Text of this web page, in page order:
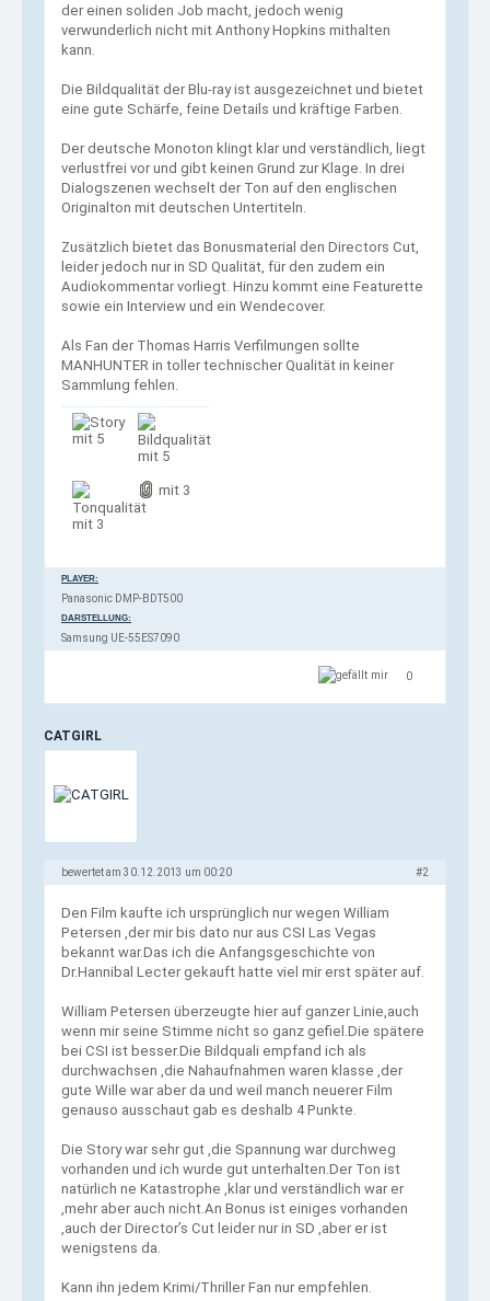
der einen soliden Job macht, jedoch wenig
verwunderlich nicht mit Anthony Hopkins mithalten
kann.
Die Bildqualität der Blu-ray ist ausgezeichnet und bietet
eine gute Schärfe, feine Details und kräftige Farben.
Der deutsche Monoton klingt klar und verständlich, liegt
verlustfrei vor und gibt keinen Grund zur Klage. In drei
Dialogszenen wechselt der Ton auf den englischen
Originalton mit deutschen Untertiteln.
Zusätzlich bietet das Bonusmaterial den Directors Cut,
leider jedoch nur in SD Qualität, für den zudem ein
Audiokommentar vorliegt. Hinzu kommt eine Featurette
sowie ein Interview und ein Wendecover.
Als Fan der Thomas Harris Verfilmungen sollte
MANHUNTER in toller technischer Qualität in keiner
Sammlung fehlen.
mit 5
mit 5
mit 3
mit 3
PLAYER:
Panasonic DMP-BDT500
DARSTELLUNG:
Samsung UE-55ES7090
0
CATGIRL
bewertet am 30.12.2013 um 00:20 #2
Den Film kaufte ich ursprünglich nur wegen William
Petersen ,der mir bis dato nur aus CSI Las Vegas
bekannt war.Das ich die Anfangsgeschichte von
Dr.Hannibal Lecter gekauft hatte viel mir erst später auf.
William Petersen überzeugte hier auf ganzer Linie,auch
wenn mir seine Stimme nicht so ganz gefiel.Die spätere
bei CSI ist besser.Die Bildquali empfand ich als
durchwachsen ,die Nahaufnahmen waren klasse ,der
gute Wille war aber da und weil manch neuerer Film
genauso ausschaut gab es deshalb 4 Punkte.
Die Story war sehr gut ,die Spannung war durchweg
vorhanden und ich wurde gut unterhalten.Der Ton ist
natürlich ne Katastrophe ,klar und verständlich war er
,mehr aber auch nicht.An Bonus ist einiges vorhanden
,auch der Director’s Cut leider nur in SD ,aber er ist
wenigstens da.
Kann ihn jedem Krimi/Thriller Fan nur empfehlen.